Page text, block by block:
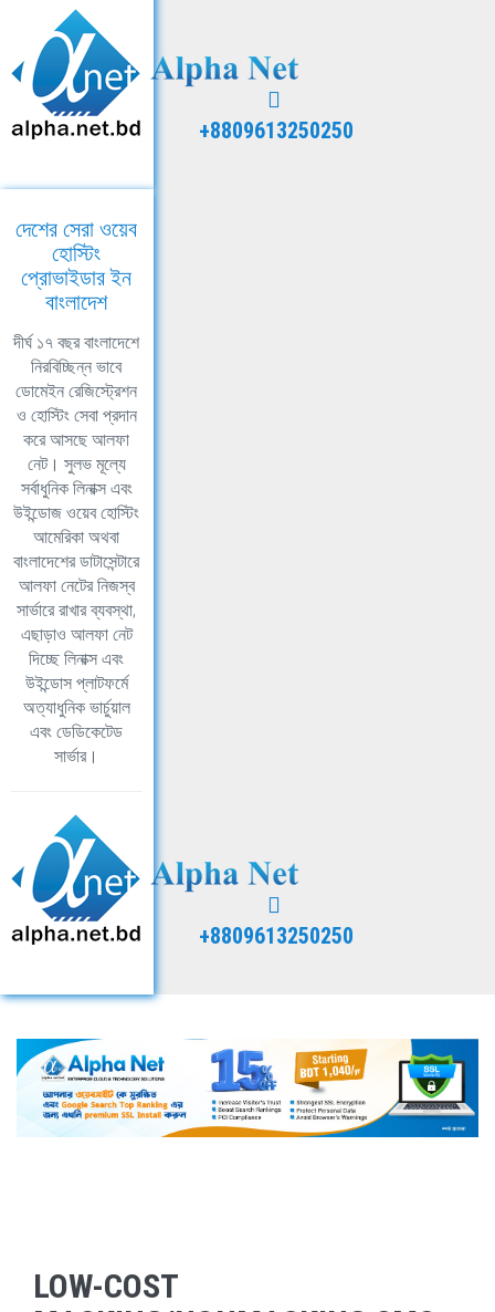
+8809613250250
দেশের সেরা ওয়েব
হোস্টিং
প্রোভাইডার ইন
বাংলাদেশ
দীর্ঘ ১৭ বছর বাংলাদেশে
নিরবিচ্ছিন্ন ভাবে
ডোমেইন রেজিস্ট্রেশন
ও হোস্টিং সেবা প্রদান
করে আসছে আলফা
নেট। সুলভ মূল্যে
সর্বাধুনিক লিনাক্স এবং
উইন্ডোজ ওয়েব হোস্টিং
আমেরিকা অথবা
বাংলাদেশের ডাটাসেন্টারে
আলফা নেটের নিজস্ব
সার্ভারে রাখার ব্যবস্থা,
এছাড়াও আলফা নেট
দিচ্ছে লিনাক্স এবং
উইন্ডোস প্লাটফর্মে
অত্যাধুনিক ভার্চুয়াল
এবং ডেডিকেটেড
সার্ভার।
+8809613250250
LOW-COST